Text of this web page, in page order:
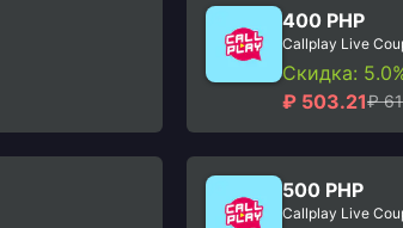
400 PHP
Callplay Live
Скидка:
₽ 503.21₽
500 PHP
Callplay Live